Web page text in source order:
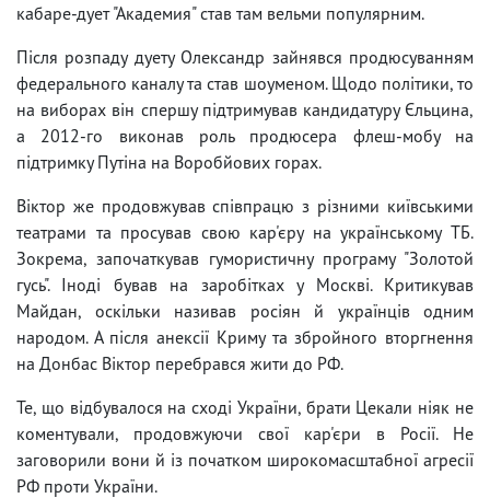
кабаре-дует "Академия" став там вельми популярним.
Після розпаду дуету Олександр зайнявся продюсуванням
федерального каналу та став шоуменом. Щодо політики, то
на виборах він спершу підтримував кандидатуру Єльцина,
а 2012-го виконав роль продюсера флеш-мобу на
підтримку Путіна на Воробйових горах.
Віктор же продовжував співпрацю з різними київськими
театрами та просував свою кар'єру на українському ТБ.
Зокрема, започаткував гумористичну програму "Золотой
гусь". Іноді бував на заробітках у Москві. Критикував
Майдан, оскільки називав росіян й українців одним
народом. А після анексії Криму та збройного вторгнення
на Донбас Віктор перебрався жити до РФ.
Те, що відбувалося на сході України, брати Цекали ніяк не
коментували, продовжуючи свої кар'єри в Росії. Не
заговорили вони й із початком широкомасштабної агресії
РФ проти України.